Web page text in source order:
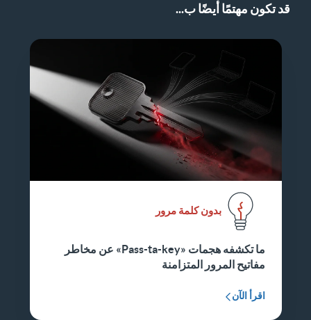
قد تكون مهتمًا أيضًا ب...
بدون كلمة مرور
ما تكشفه هجمات «Pass-ta-key» عن مخاطر
مفاتيح المرور المتزامنة
اقرأ الآن